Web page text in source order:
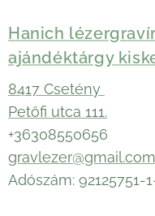
Hanich
ajándéktárgy
8417 Csetény
Petőfi utca 111.
+36308550656
gravlezer@gmail.com
Adószám: 92125751-